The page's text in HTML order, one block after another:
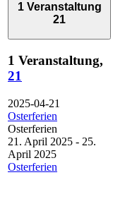
1 Veranstaltung
21
1 Veranstaltung,
21
2025-04-21
Osterferien
Osterferien
21. April 2025 - 25.
April 2025
Osterferien